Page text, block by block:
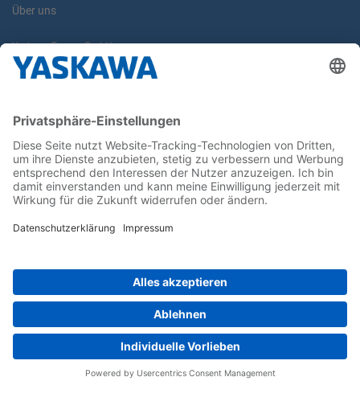
Über uns
Yaskawa Europe GmbH
Karriere
Newsletter
Follow us on...
Home Impressum Privacy
Cookie Choices
Whistleblowing
Yaskawa Europe GmbH